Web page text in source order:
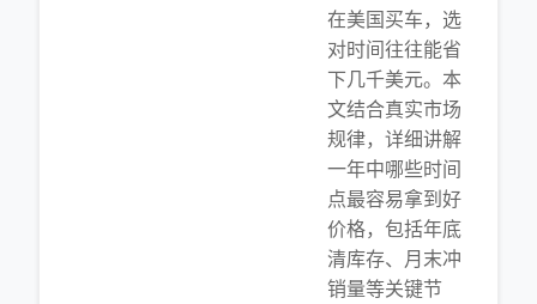
在美国买车，选
对时间往往能省
下几千美元。本
文结合真实市场
规律，详细讲解
一年中哪些时间
点最容易拿到好
价格，包括年底
清库存、月末冲
销量等关键节